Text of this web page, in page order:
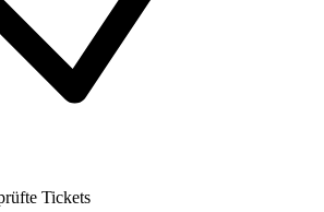
Tickets